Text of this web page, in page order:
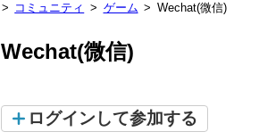
コミュニティ ゲーム Wechat(微信)
Wechat(微信)
ログインして参加する